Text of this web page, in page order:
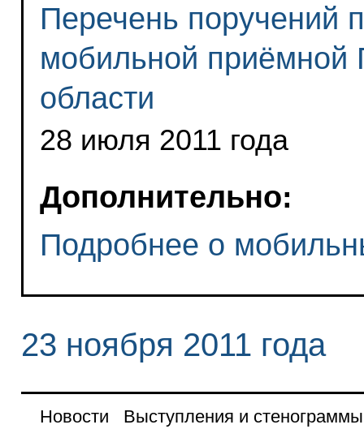
Перечень поручений
мобильной приёмной
области
28 июля 2011 года
Дополнительно:
Подробнее о
23 ноября 2011 года
Новости
Выступления и стенограммы